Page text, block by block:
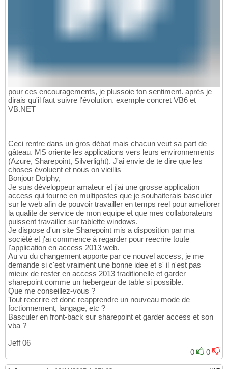
pour ces encouragements, je plussoie ton sentiment. après je
dirais qu'il faut suivre l'évolution. exemple concret VB6 et
VB.NET
Ceci rentre dans un gros débat mais chacun veut sa part de
gâteau. MS oriente les applications vers leurs environnements
(Azure, Sharepoint, Silverlight). J'ai envie de te dire que les
choses évoluent et nous on vieillis
Bonjour Dolphy,
Je suis développeur amateur et j'ai une grosse application
access qui tourne en multipostes que je souhaiterais basculer
sur le web afin de pouvoir travailler en temps reel pour ameliorer
la qualite de service de mon equipe et que mes collaborateurs
puissent travailler sur tablette windows.
Je dispose d'un site Sharepoint mis a disposition par ma
société et j'ai commence à regarder pour reecrire toute
l'application en access 2013 web.
Au vu du changement apporte par ce nouvel access, je me
demande si c'est vraiment une bonne idee et s' il n'est pas
mieux de rester en access 2013 traditionelle et garder
sharepoint comme un hebergeur de table si possible.
Que me conseillez-vous ?
Tout reecrire et donc reapprendre un nouveau mode de
foctionnement, langage, etc ?
Basculer en front-back sur sharepoint et garder access et son
vba ?
Jeff 06
0
0